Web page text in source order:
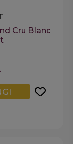
Cru Blanc